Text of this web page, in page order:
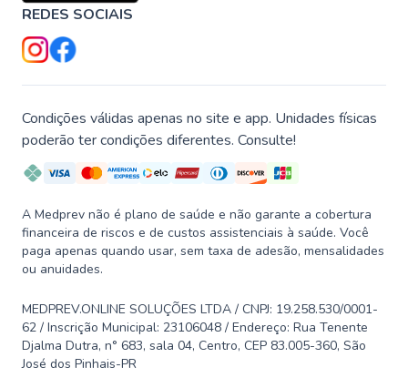
REDES SOCIAIS
Condições válidas apenas no site e app. Unidades físicas
poderão ter condições diferentes. Consulte!
A Medprev não é plano de saúde e não garante a cobertura
financeira de riscos e de custos assistenciais à saúde. Você
paga apenas quando usar, sem taxa de adesão, mensalidades
ou anuidades.
MEDPREV.ONLINE SOLUÇÕES LTDA / CNPJ: 19.258.530/0001-
62 / Inscrição Municipal: 23106048 / Endereço: Rua Tenente
Djalma Dutra, n° 683, sala 04, Centro, CEP 83.005-360, São
José dos Pinhais-PR